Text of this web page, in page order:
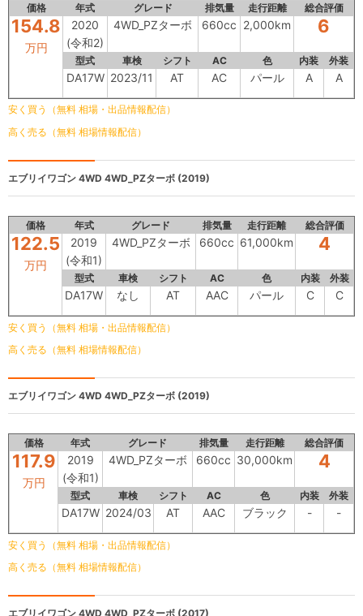
価格 年式 グレード 排気量 走行距離 総合評価
154.8
万円
2020
(令和2)
4WD_PZターボ 660cc 2,000km 6
型式 車検 シフト AC 色 内装 外装
DA17W 2023/11 AT AC パール A A
安く買う（無料 相場・出品情報配信）
高く売る（無料 相場情報配信）
エブリイワゴン 4WD 4WD_PZターボ (2019)
価格 年式 グレード 排気量 走行距離 総合評価
122.5
万円
2019
(令和1)
4WD_PZターボ 660cc 61,000km 4
型式 車検 シフト AC 色 内装 外装
DA17W なし AT AAC パール C C
安く買う（無料 相場・出品情報配信）
高く売る（無料 相場情報配信）
エブリイワゴン 4WD 4WD_PZターボ (2019)
価格 年式 グレード 排気量 走行距離 総合評価
117.9
万円
2019
(令和1)
4WD_PZターボ 660cc 30,000km 4
型式 車検 シフト AC 色 内装 外装
DA17W 2024/03 AT AAC ブラック - -
安く買う（無料 相場・出品情報配信）
高く売る（無料 相場情報配信）
エブリイワゴン 4WD 4WD_PZターボ (2017)